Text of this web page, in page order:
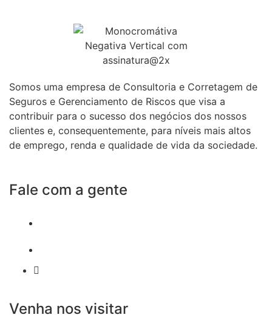
Somos uma empresa de Consultoria e Corretagem de
Seguros e Gerenciamento de Riscos que visa a
contribuir para o sucesso dos negócios dos nossos
clientes e, consequentemente, para níveis mais altos
de emprego, renda e qualidade de vida da sociedade.
Fale com a gente
Venha nos visitar